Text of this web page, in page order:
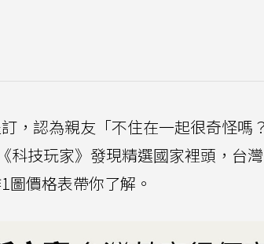
，認為親友「不住在一起很奇怪嗎
科技玩家》發現精選國家裡頭，台
價格表帶你了解。